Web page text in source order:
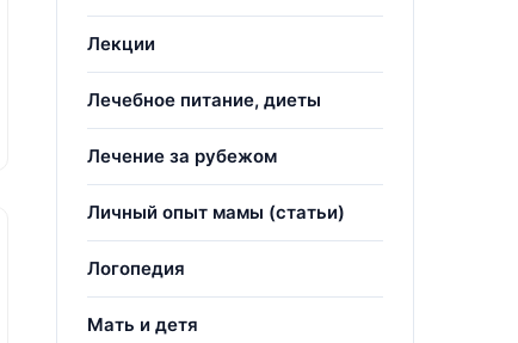
Лекции
Лечебное питание, диеты
Лечение за рубежом
Личный опыт мамы (статьи)
Логопедия
Мать и детя